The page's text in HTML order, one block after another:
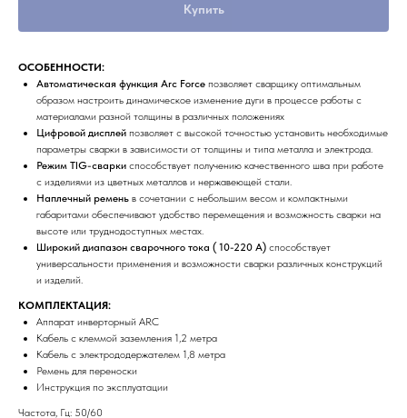
Купить
ОСОБЕННОСТИ:
Автоматическая функция Arc Force позволяет сварщику оптимальным
образом настроить динамическое изменение дуги в процессе работы с
материалами разной толщины в различных положениях
Цифровой дисплей позволяет с высокой точностью установить необходимые
параметры сварки в зависимости от толщины и типа металла и электрода.
Режим ТIG-сварки способствует получению качественного шва при работе
с изделиями из цветных металлов и нержавеющей стали.
Наплечный ремень в сочетании с небольшим весом и компактными
габаритами обеспечивают удобство перемещения и возможность сварки на
высоте или труднодоступных местах.
Широкий диапазон сварочного тока ( 10-220 А) способствует
универсальности применения и возможности сварки различных конструкций
и изделий.
КОМПЛЕКТАЦИЯ:
Аппарат инверторный ARC
Кабель с клеммой заземления 1,2 метра
Кабель с электрододержателем 1,8 метра
Ремень для переноски
Инструкция по эксплуатации
Частота, Гц: 50/60